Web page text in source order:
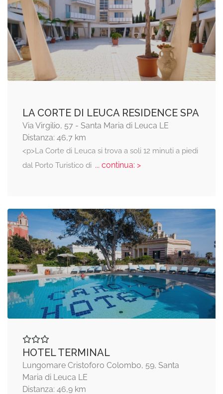
LA CORTE DI LEUCA RESIDENCE SPA
Via Virgilio, 57 - Santa Maria di Leuca LE
Distanza: 46,7 km
<p>La Corte di Leuca si trova a soli 12 minuti a piedi
dal Porto Turistico di ... continua: >
HOTEL TERMINAL
Lungomare Cristoforo Colombo, 59, Santa
Maria di Leuca LE
Distanza: 46,9 km